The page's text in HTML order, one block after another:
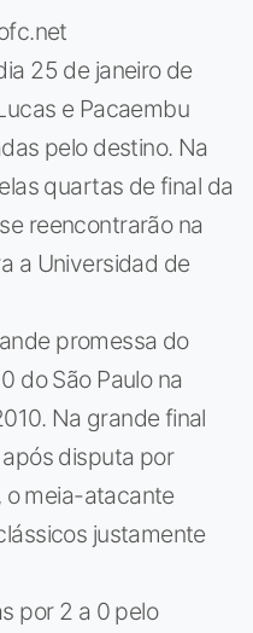
25 de janeiro de
e Pacaembu
pelo destino. Na
quartas de final da
reencontrarão na
a Universidad de
promessa do
do São Paulo na
Na grande final
disputa por
o meia-atacante
justamente
por 2 a 0 pelo